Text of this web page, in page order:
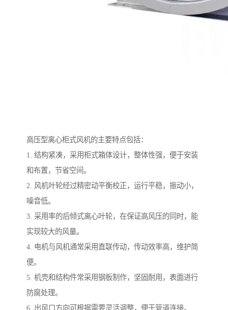
高压型离心柜式风机的主要特点包括：
1. 结构紧凑，采用柜式箱体设计，整体性强，便于安装
和布置，节省空间。
2. 风机叶轮经过精密动平衡校正，运行平稳，振动小，
噪音低。
3. 采用率的后倾式离心叶轮，在保证高风压的同时，能
实现较大的风量。
4. 电机与风机通常采用直联传动，传动效率高，维护简
便。
5. 机壳和结构件常采用钢板制作，坚固耐用，表面进行
防腐处理。
6. 出风口方向可根据需要灵活调整，便于管道连接。